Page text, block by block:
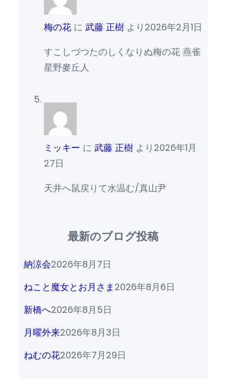
梅の花に 武藤 正樹より 2026年2月1日
すこしづつたのしくなりぬ梅の花 燕雀
星野麥丘人
ミッキー に 武藤 正樹より 2026年1月
27日
天井へ鼠戻りて水温む/真山尹
最新のブログ投稿
納涼会2026年8月7日
ねこと魔女とお月さま 2026年8月6日
新橋へ2026年8月5日
月曜外来2026年8月3日
ねむの花2026年7月29日